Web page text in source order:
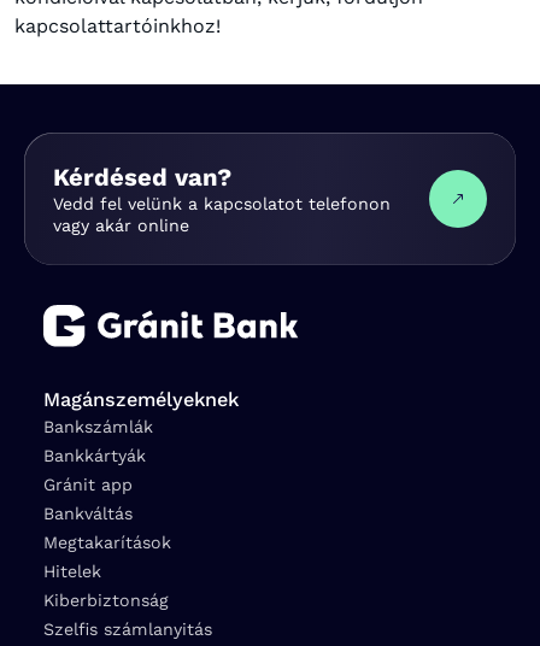
kapcsolattartóinkhoz!
Kérdésed van?
Vedd fel velünk a kapcsolatot telefonon
vagy akár online
Magánszemélyeknek
Bankszámlák
Bankkártyák
Gránit app
Bankváltás
Megtakarítások
Hitelek
Kiberbiztonság
Szelfis számlanyitás